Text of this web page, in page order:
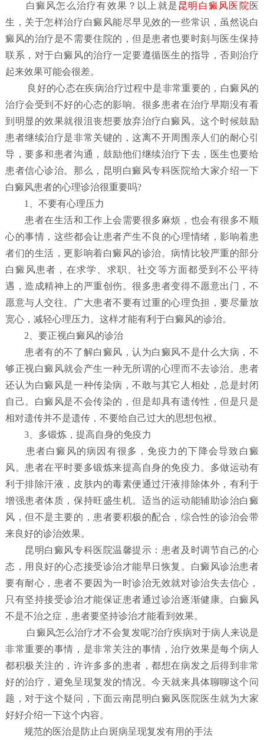
白癜风怎么治疗有效果？ 以上就是昆明白癜风医院 医
生，关于怎样治疗白癜风能尽早见效的一些常识，虽然说白
癜风的治疗是不需要住院的，但是患者也要时刻与医生保持
联系，对于白癜风的治疗一定要遵循医生的指导，否则治疗
起来效果可能会很差。
良好的心态在疾病治疗过程中是非常重要的，白癜风的
治疗会受到不好的心态的影响。很多患者在治疗早期没有看
到明显的效果就很沮丧想要放弃治疗白癜风。这个时候鼓励
患者继续治疗是非常关键的，这离不开周围亲人们的耐心引
导，要多和患者沟通，鼓励他们继续治疗下去，医生也要给
患者信心诊治。那么，昆明白癜风专科医院给大家介绍一下
白癜风患者的心理诊治很重要吗?
1、不要有心理压力
患者在生活和工作上会需要很多麻烦，也会有很多不顺
心的事情，这些都会让患者产生不良的心理情绪，影响着患
者们的生活，更影响着白癜风的诊治。病情比较严重的部分
白癜风患者，在求学、求职、社交等方面都受到不公平待
遇，造成精神上的严重创伤。很多患者变得不愿意出门，不
愿意与人交往。广大患者不要有过重的心理负担，要尽量放
宽心，减轻心理压力。这样才能有利于白癜风的诊治。
2、要正视白癜风的诊治
患者有的不了解白癜风，认为白癜风不是什么大病，不
够正视白癜风就会产生一种无所谓的心理而不去诊治。患者
还认为白癜风是一种传染病，不敢与其它人相处，总是封闭
自己。白癜风是不会传染的，但是却具有遗传性，但是只是
相对遗传并不是遗传，不要给自己过大的思想包袱。
3、多锻炼，提高自身的免疫力
患者白癜风的病因有很多，免疫力的下降会导致白癜
风。患者在平时要多锻炼来提高自身的免疫力。多做运动有
利于排除汗液，皮肤内的毒素便通过汗液排除体外，有利于
增强患者体质，保持旺盛生机。适当的运动能辅助诊治白癜
风，但不是主要的，患者要积极的配合，综合性的诊治会带
来良好的诊治效果。
昆明白癜风专科医院温馨提示：患者及时调节自己的心
态，用良好的心态接受诊治才能早日恢复。白癜风诊治患者
要有耐心，患者不要因为一时诊治无效就对诊治失去信心，
只有坚持接受诊治才能保证患者通过诊治逐渐健康。白癜风
不是不治之症，患者要坚持诊治才能看到效果。
白癜风怎么治疗才不会复发呢?治疗疾病对于病人来说是
非常重要的事情，是非常关注的事情，治疗效果是每个病人
都积极关注的，许许多多的患者，都想在病发之后得到非常
好的治疗，避免呈现复发的情况。今天就来具体聊聊这个问
题，对于这个疑问，下面云南昆明白癜风医院医生就为大家
好好介绍一下这个内容。
规范的医治是防止白斑病呈现复发有用的手法